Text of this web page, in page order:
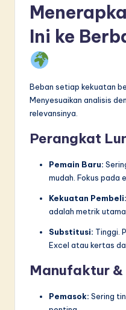
Ini ke
Beban setiap kekuatan
Menyesuaikan analisis
relevansinya.
Perangkat
Pemain Baru:
mudah. Fokus pada
Kekuatan Pembeli:
adalah metrik utama.
Substitusi: Tinggi.
Excel atau kertas
Manufaktur
Pemasok: Sering